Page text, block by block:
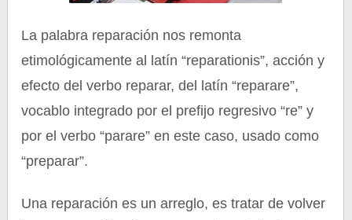
La palabra reparación nos remonta
etimológicamente al latín “reparationis”, acción y
efecto del verbo reparar, del latín “reparare”,
vocablo integrado por el prefijo regresivo “re” y
por el verbo “parare” en este caso, usado como
“preparar”.
Una reparación es un arreglo, es tratar de volver